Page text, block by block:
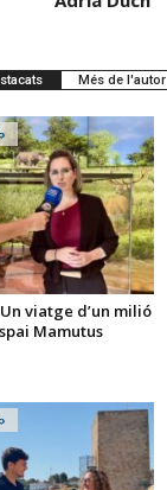
Més de l'autor
viatge d’un milió
Mamutus